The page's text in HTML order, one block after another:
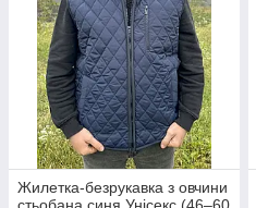
Жилетка-безрукавка з овчини